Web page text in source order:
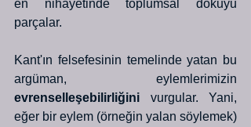
en nihayetinde toplumsal dokuyu
parçalar.
Kant'ın felsefesinin temelinde yatan bu
evrenselleşebilirliğini vurgular. Yani,
eğer bir eylem (örneğin yalan söylemek)